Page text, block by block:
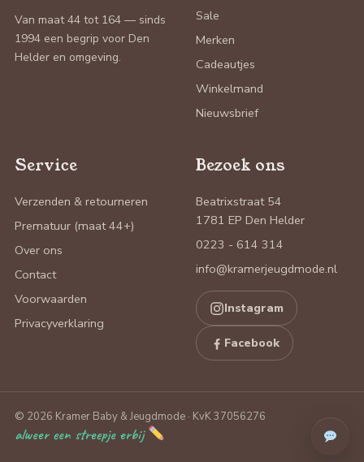
productpagina
Van maat 44 tot 164 — sinds
1994 een begrip voor Den
Helder en omgeving.
Sale
Merken
Cadeautjes
Winkelmand
Nieuwsbrief
Service
Verzenden & retourneren
Prematuur (maat 44+)
Over ons
Contact
Voorwaarden
Privacyverklaring
Bezoek ons
Beatrixstraat 54
1781 EP Den Helder
0223 - 614 314
info@kramerjeugdmode.nl
Instagram
Facebook
© 2026 Kramer Baby & Jeugdmode · KvK 37056276
alweer een streepje erbij